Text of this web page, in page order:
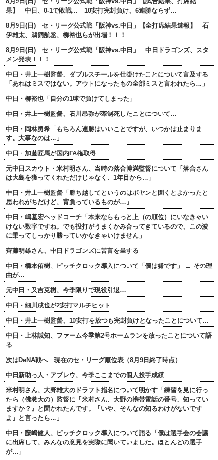
果】 中日、0-1で敗戦… 10安打完封負け、6連勝ならず…
8月9日(日) セ・リーグ公式戦「阪神vs.中日」【全打席結果速報】 石
伊雄太、鵜飼航丞、柳裕也らが出場！！！
8月9日(日) セ・リーグ公式戦「阪神vs.中日」 中日ドラゴンズ、スタ
メン発表！！！
中日・井上一樹監督、ダブルスチールを仕掛けたことについて言及する
「あれはミスではない。アウトになったもの全部ミスと言われたら…」
中日・柳裕也「自分の1球で負けてしまった」
中日・井上一樹監督、石川昂弥が牽制死したことについて…
中日・岡林勇希「もちろん連勝はいいことですが、いつかは止まりま
す。大事なのは…」
中日・加藤匠馬が国内FA権取得
元中日スカウト・米村明さん、当時の落合博満監督について「落合さん
は大島を獲ってくれただけじゃなく、1年目から…」
中日・井上一樹監督「勝ち越してというのはボヤンと聞くとよかったと
思われがちだけど、背負っているものが…」
中日・嶋基宏ヘッドコーチ「本来ならもっと上（の順位）にいなきゃい
けない数字ですね。でも投打がうまくかみ合ってきているので、この波
に乗ってしっかり勝っていかなきゃいけません」
齊藤明雄さん、中日ドラゴンズに苦言を呈する
中日・橋本侑樹、ピッチクロック導入について「僕は嫌です」 → その理
由が…
元中日・又吉克樹、今季限りで現役引退…
中日・細川成也が2安打マルチヒット
中日・井上一樹監督、10安打を放つも完封負けとなったことについて…
中日・上林誠知、ファーム今季第2号ホームランを放ったことについて語
る
次はDeNA戦へ 現在のセ・リーグ順位表（8月9日終了時点）
中日新助っ人・アブレウ、今季ここまでの個人投手成績
米村明さん、大野雄大のドラフト指名について明かす「練習を見に行っ
たら（佛教大の）監督に『米村さん、大野の携帯電話の番号、知ってい
ますか？』と聞かれたんです。『いや、そんなの知るわけがないです
よ』と言ったら…」
中日・藤嶋健人、ピッチクロック導入について語る「僕は選手会の会議
に出席して、みんなの意見を実際に聞いていました。ほとんどの選手
が…」